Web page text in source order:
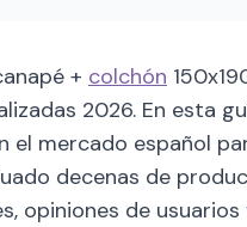
+ colchón
2026. En esta
el mercado español
decenas de
opiniones de